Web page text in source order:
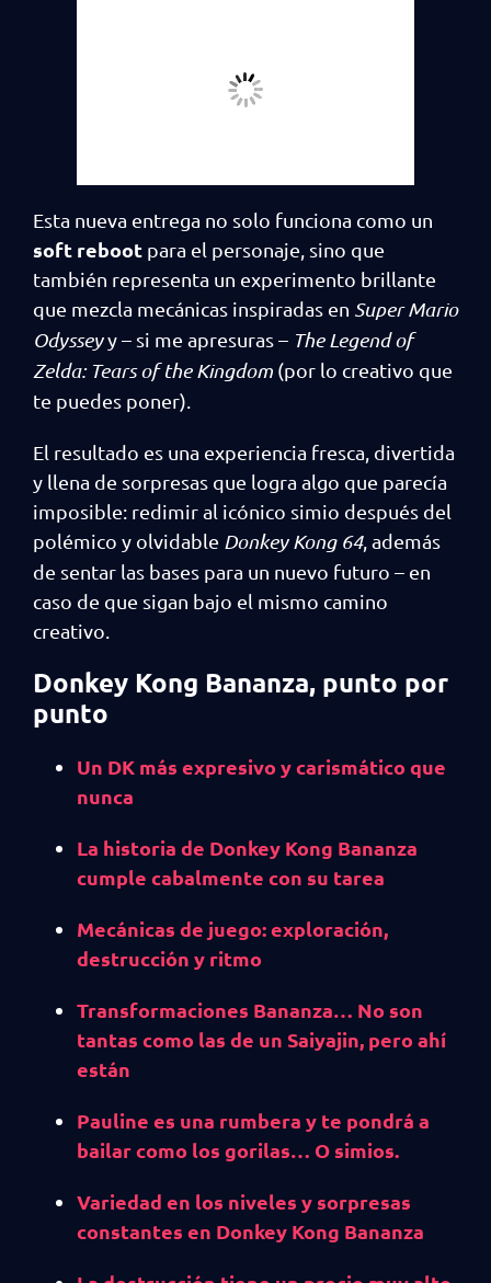
Esta nueva entrega no solo funciona como un
soft reboot para el personaje, sino que
también representa un experimento brillante
que mezcla mecánicas inspiradas en Super Mario
Odysseyy – si me apresuras – The Legend of
Zelda: Tears of the Kingdom (por lo creativo que
te puedes poner).
El resultado es una experiencia fresca, divertida
y llena de sorpresas que logra algo que parecía
imposible: redimir al icónico simio después del
polémico y olvidable Donkey Kong 64, además
de sentar las bases para un nuevo futuro – en
caso de que sigan bajo el mismo camino
creativo.
Donkey Kong Bananza, punto por
punto
Un DK más expresivo y carismático que
nunca
La historia de Donkey Kong Bananza
cumple cabalmente con su tarea
Mecánicas de juego: exploración,
destrucción y ritmo
Transformaciones Bananza… No son
tantas como las de un Saiyajin, pero ahí
están
Pauline es una rumbera y te pondrá a
bailar como los gorilas… O simios.
Variedad en los niveles y sorpresas
constantes en Donkey Kong Bananza